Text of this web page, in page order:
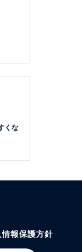
くな
情報保護方針